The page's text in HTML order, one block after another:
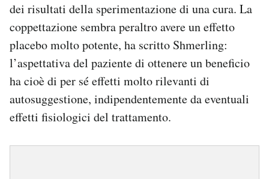
dei risultati della sperimentazione di una cura. La
coppettazione sembra peraltro avere un effetto
placebo molto potente, ha scritto Shmerling:
l’aspettativa del paziente di ottenere un beneficio
ha cioè di per sé effetti molto rilevanti di
autosuggestione, indipendentemente da eventuali
effetti fisiologici del trattamento.